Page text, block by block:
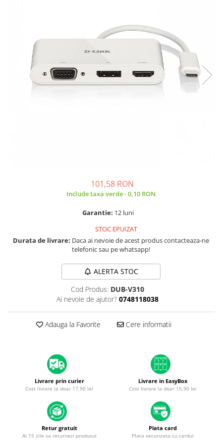
A2338 (M1/M2 13” 2020-2022)
A2442 (M1 14” 2021)
A2485 (M1 16” 2021)
A2779 (M2 14” 2023)
A1465 (11” 2012-2015)
A1466 (13” 2012-2017)
A1932 (13” 2018-2019)
A2179 (13” 2020)
A2337 (M1 13” 2020)
A2681 (M2 13” 2022)
A2941 (M2 15” 2023)
A3113 (M3 13” 2024)
MacBook Pro
A1278 (Unibody 13” 2009-2012)
A1286 (Unibody 15” 2008-2012)
A1342 (Unibody 13” 2009-2010)
A1534 (Retina 12” 2015-2017)
101,58 RON
Include taxa verde - 0,10 RON
Garantie: 12 luni
STOC EPUIZAT
Durata de livrare: Daca ai nevoie de acest produs contacteaza-ne
telefonic sau pe whatsapp!
ALERTA STOC
Cod Produs: DUB-V310
Ai nevoie de ajutor? 0748118038
Adauga la Favorite Cere informatii
Livrare prin curier
Cost livrare la doar 17,90 lei
Livrare in EasyBox
Cost livrare la doar 15,90 lei
Retur gratuit
Ai 15 zile sa returnezi produsul
Plata card
Plata securizata cu cardul